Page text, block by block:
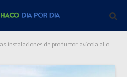
de productor avícola al oeste de Villa Ángela